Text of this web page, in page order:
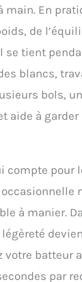
main. En
de
se tient
blancs,
bols,
aide à garder
compte pour
à manier.
batteur
par